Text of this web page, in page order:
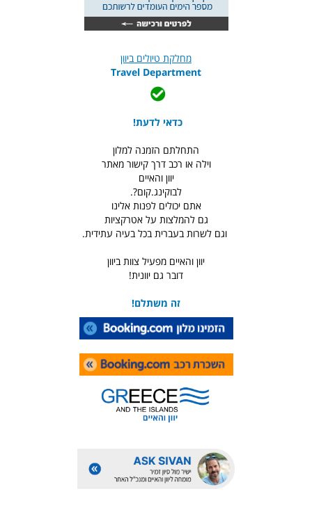
מחלקת טיולים ביוון
Travel Department
כדאי לדעת!
התחלתם הזמנה למלון
וילה או רכב דרך קישור מאתר
יוון והאיים
לבוקינג.קום?.
אתם יכולים לפנות אלינו
גם להמלצות על אטרקציות
וגם לשרות בעברית בכל בעיה עתידית.
יוון והאיים מפעיל צוות ביוון
דובר גם יוונית!
זה משתלם!